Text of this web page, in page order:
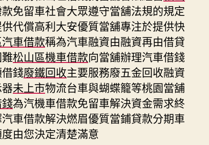
免留車社會大眾遵守當舖法規的規定
代償高利大安優質當舖專注於提供快
車借款稱為汽車融資由融資再由借貸
松山區機車借款向當舖辦理汽車借錢
錢廢鐵回收主要服務廢五金回收融資
未上市物流台車與蝴蝶籠等桃園當舖
為汽機車借款免留車解決資金需求終
車借款解決燃眉優質當鋪貸款分期車
由您決定清楚滿意